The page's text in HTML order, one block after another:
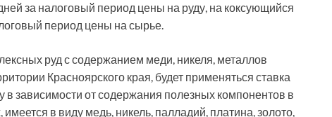
за налоговый период цены на руду, на коксующийся
период цены на сырье.
руд с содержанием меди, никеля, металлов
Красноярского края, будет применяться ставка
зависимости от содержания полезных компонентов в
в виду медь, никель, палладий, платина, золото,